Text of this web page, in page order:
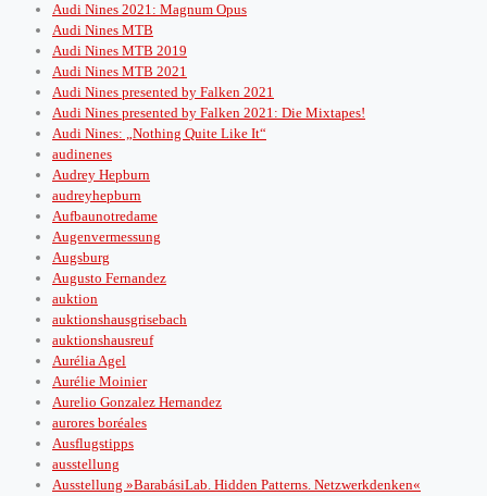
Audi Nines 2021: Magnum Opus
Audi Nines MTB
Audi Nines MTB 2019
Audi Nines MTB 2021
Audi Nines presented by Falken 2021
Audi Nines presented by Falken 2021: Die Mixtapes!
Audi Nines: „Nothing Quite Like It“
audinenes
Audrey Hepburn
audreyhepburn
Aufbaunotredame
Augenvermessung
Augsburg
Augusto Fernandez
auktion
auktionshausgrisebach
auktionshausreuf
Aurélia Agel
Aurélie Moinier
Aurelio Gonzalez Hernandez
aurores boréales
Ausflugstipps
ausstellung
Ausstellung »BarabásiLab. Hidden Patterns. Netzwerkdenken«